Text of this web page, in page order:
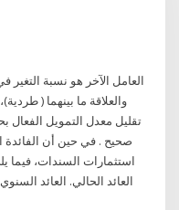
العامل الآخر هو نسبة
والعلاقة ما بينهما (
تقليل معدل التمويل الفعال
صحيح . في حين أن
استثمارات السندات، فيما